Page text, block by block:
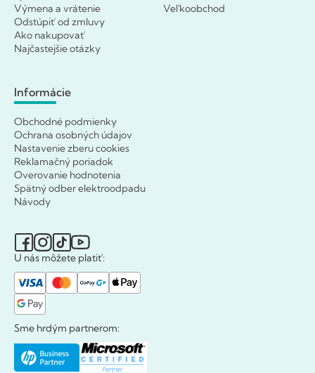
Výmena a vrátenie
Odstúpiť od zmluvy
Ako nakupovať
Najčastejšie otázky
Veľkoobchod
Informácie
Obchodné podmienky
Ochrana osobných údajov
Nastavenie zberu cookies
Reklamačný poriadok
Overovanie hodnotenia
Spätný odber elektroodpadu
Návody
U nás môžete platiť:
Sme hrdým partnerom: